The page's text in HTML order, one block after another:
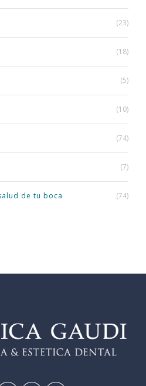
(23)
(18)
(5)
(10)
(74)
(7)
de tu boca (74)